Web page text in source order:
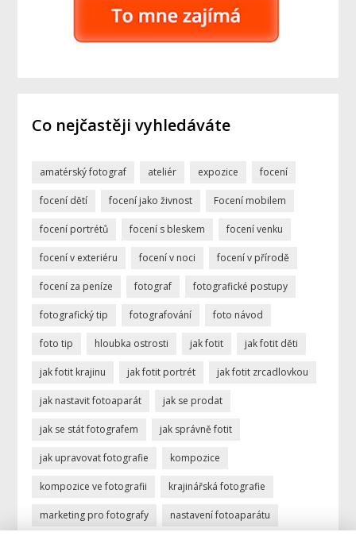
Co nejčastěji vyhledáváte
amatérský fotograf ateliér expozice focení
focení dětí focení jako živnost Focení mobilem
focení portrétů focení s bleskem focení venku
focení v exteriéru focení v noci focení v přírodě
focení za peníze fotograf fotografické postupy
fotografický tip fotografování foto návod
foto tip hloubka ostrosti jak fotit jak fotit děti
jak fotit krajinu jak fotit portrét jak fotit zrcadlovkou
jak nastavit fotoaparát jak se prodat
jak se stát fotografem jak správně fotit
jak upravovat fotografie kompozice
kompozice ve fotografii krajinářská fotografie
marketing pro fotografy nastavení fotoaparátu